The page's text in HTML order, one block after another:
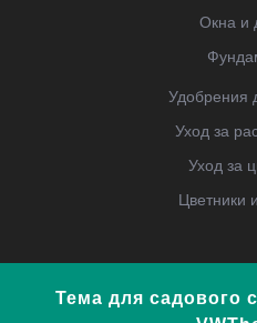
Окна и
Удобрения
Уход за
Уход за
Цветники
Тема для садового